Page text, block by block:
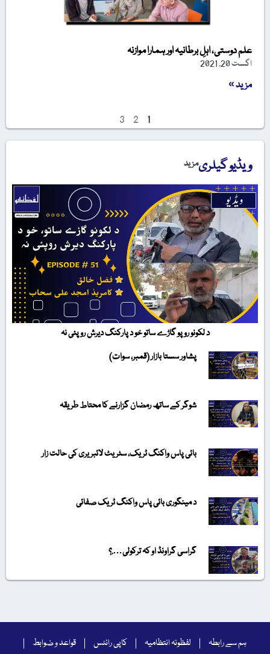
علم دوستی، اہلِ برطانیہ اور ہمارا موازنہ
اگست 20, 2021
مزید »
1
2
3
ویڈیو گیلریمزید
د لکونو روپو گاڑے ساتو خو د پارکنگ دیرش روپئی نہ
پشاور سستا بازار (قمبر، سوات)
شوگر کے ساتھ رمضان گزارنے کا محتاط طریقہ
بائی پاس واکنگ ٹریک، سٹریٹ لائبریری کی حالت زار
د مینگوری بائی پاس واکنگ ٹریک صفائی
گراسی گراونڈ او کہ ترکولی….؟
ہم سے رابطہ لفظونہ انتظامیہ کاپی رائٹس قواعد و ضوابط